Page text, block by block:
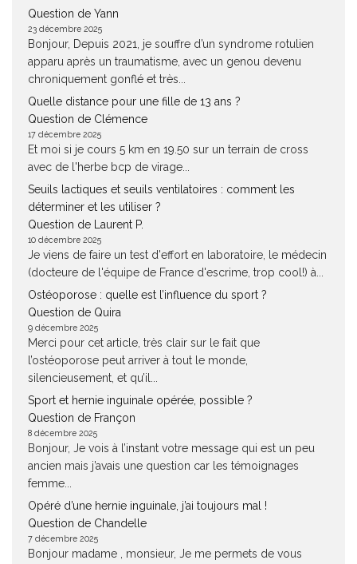
Question de Yann
23 décembre 2025
Bonjour, Depuis 2021, je souffre d’un syndrome rotulien
apparu après un traumatisme, avec un genou devenu
chroniquement gonflé et très...
Quelle distance pour une fille de 13 ans ?
Question de Clémence
17 décembre 2025
Et moi si je cours 5 km en 19.50 sur un terrain de cross
avec de l'herbe bcp de virage...
Seuils lactiques et seuils ventilatoires : comment les
déterminer et les utiliser ?
Question de Laurent P.
10 décembre 2025
Je viens de faire un test d'effort en laboratoire, le médecin
(docteure de l'équipe de France d'escrime, trop cool!) à...
Ostéoporose : quelle est l’influence du sport ?
Question de Quira
9 décembre 2025
Merci pour cet article, très clair sur le fait que
l’ostéoporose peut arriver à tout le monde,
silencieusement, et qu’il...
Sport et hernie inguinale opérée, possible ?
Question de Françon
8 décembre 2025
Bonjour, Je vois à l’instant votre message qui est un peu
ancien mais j’avais une question car les témoignages
femme...
Opéré d’une hernie inguinale, j’ai toujours mal !
Question de Chandelle
7 décembre 2025
Bonjour madame , monsieur, Je me permets de vous